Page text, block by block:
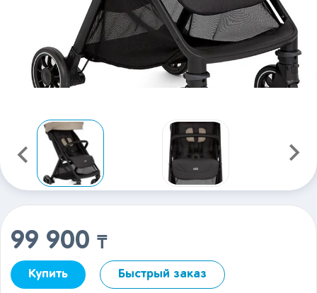
99 900 ₸
Купить Быстрый заказ